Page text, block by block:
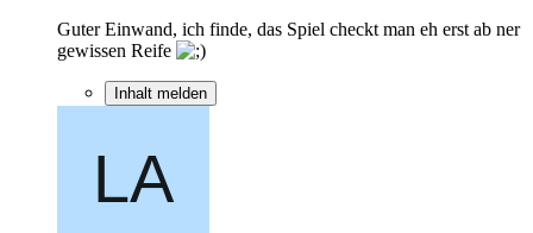
Guter Einwand, ich finde, das Spiel checkt man eh erst ab ner
gewissen Reife
Inhalt melden